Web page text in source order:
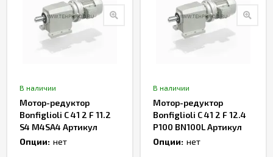
В наличии
Мотор-редуктор
Bonfiglioli C 41 2 F 11.2
S4 M4SA4 Артикул
TH168060
Опции: нет
В наличии
Мотор-редуктор
Bonfiglioli C 41 2 F 12.4
P100 BN100L Артикул
TH165948
Опции: нет